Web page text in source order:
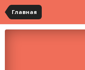
Главная